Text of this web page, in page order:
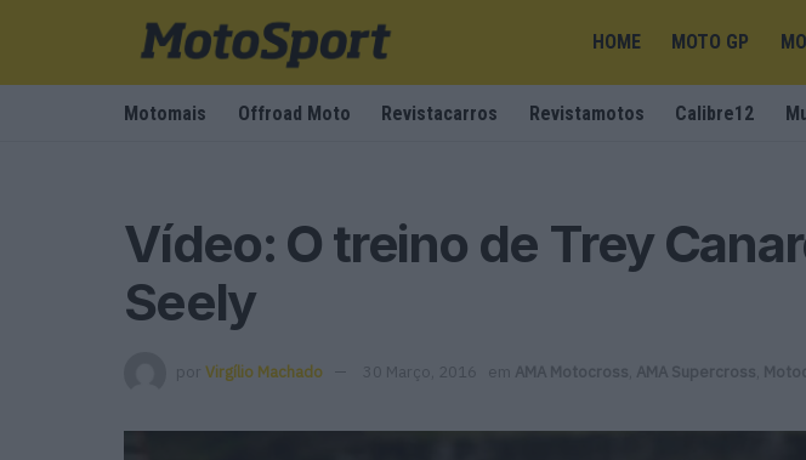
HOME MOTO GP
Motomais Offroad Moto Revistacarros Revistamotos Calibre12
Vídeo: O treino de Trey
Seely
por Virgílio Machado 30 Março, 2016 em AMA Motocross AMA Supercross